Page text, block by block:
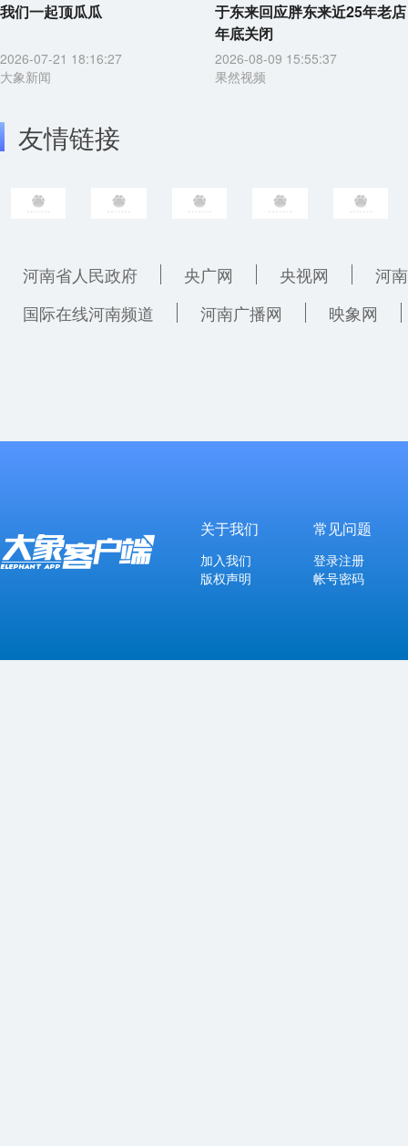
我们一起顶瓜瓜
2026-07-21 18:16:27
大象新闻
于东来回应胖东来近25年老店
年底关闭
2026-08-09 15:55:37
果然视频
友情链接
河南省人民政府 央广网 央视网
河
国际在线河南频道
河南广播网 映象网
关于我们
加入我们
版权声明
常见问题
登录注册
帐号密码